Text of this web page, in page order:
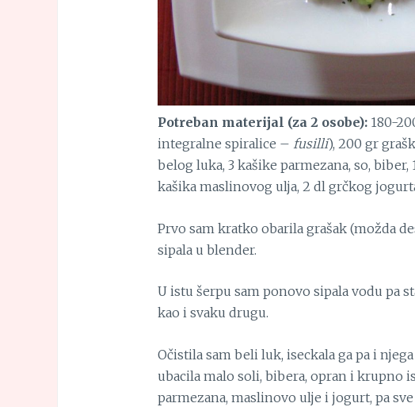
Potreban materijal (za 2 osobe):180-
integralne spiralice – fusilli), 200 gr
belog luka, 3 kašike parmezana, so,
kašika maslinovog ulja, 2 dl grčkog
Prvo sam kratko obarila grašak (možda
sipala u blender.
U istu šerpu sam ponovo sipala vodu pa
kao i svaku drugu.
Očistila sam beli luk, iseckala ga pa i
ubacila malo soli, bibera, opran i krupno
parmezana, maslinovo ulje i jogurt, pa